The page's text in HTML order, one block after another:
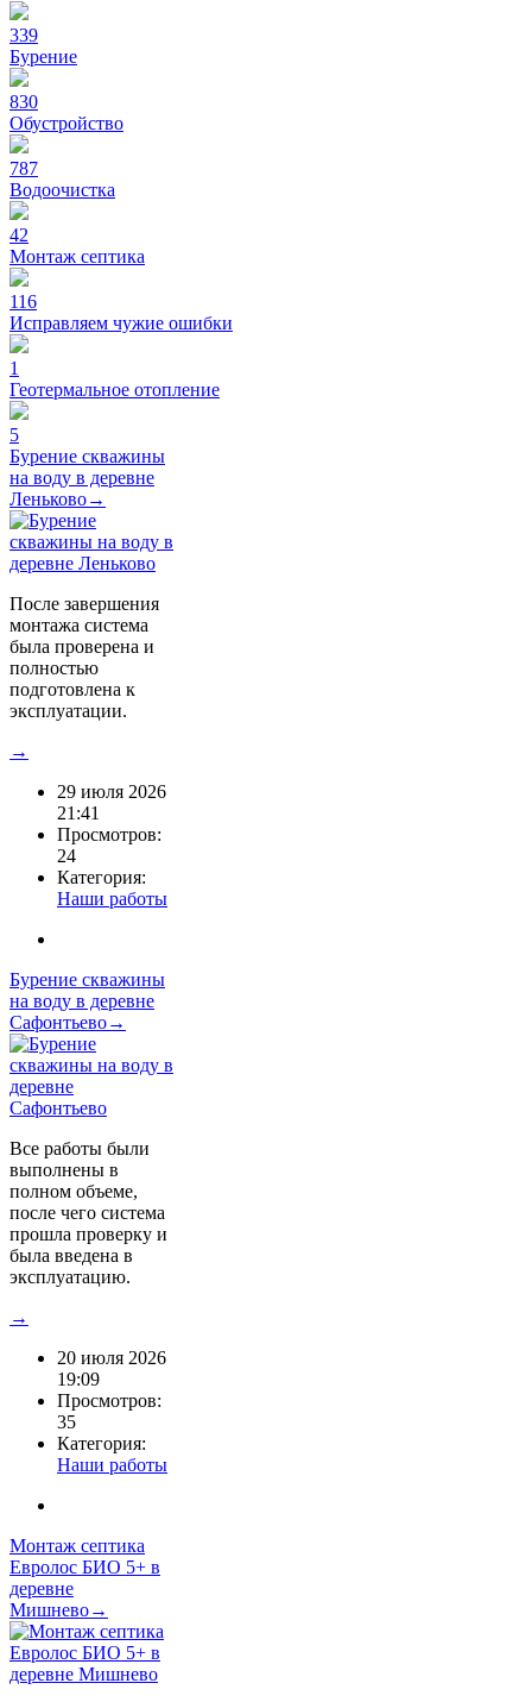
339
Бурение
830
Обустройство
787
Водоочистка
42
Монтаж септика
116
Исправляем чужие ошибки
1
Геотермальное отопление
5
Бурение скважины
на воду в деревне
Леньково→
После завершения
монтажа система
была проверена и
полностью
подготовлена к
эксплуатации.
→
29 июля 2026
21:41
Просмотров:
24
Категория:
Наши работы
Бурение скважины
на воду в деревне
Сафонтьево→
Все работы были
выполнены в
полном объеме,
после чего система
прошла проверку и
была введена в
эксплуатацию.
→
20 июля 2026
19:09
Просмотров:
35
Категория:
Наши работы
Монтаж септика
Евролос БИО 5+ в
деревне
Мишнево→